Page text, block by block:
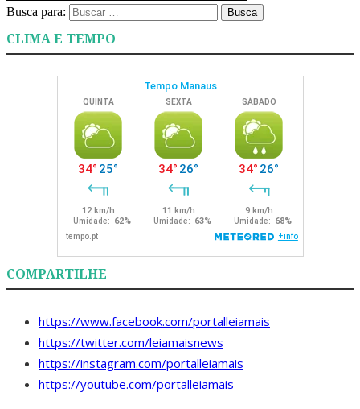
Busca para: Busca
CLIMA E TEMPO
COMPARTILHE
https://www.facebook.com/portalleiamais
https://twitter.com/leiamaisnews
https://instagram.com/portalleiamais
https://youtube.com/portalleiamais